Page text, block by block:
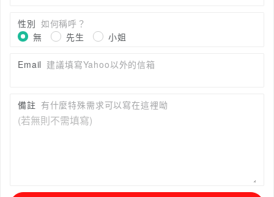
性別 如何稱呼？
無
先生 小姐
Email 建議填寫Yahoo以外的信箱
備註 有什麼特殊需求可以寫在這裡呦